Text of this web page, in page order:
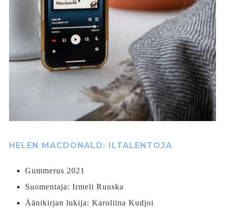
HELEN MACDONALD: ILTALENTOJA
Gummerus 2021
Suomentaja: Irmeli Ruuska
Äänikirjan lukija: Karoliina Kudjoi